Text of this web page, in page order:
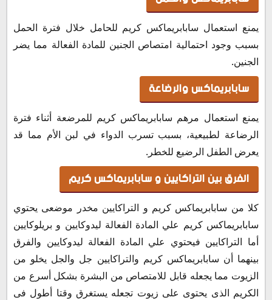
يمنع استعمال سابابريماكس كريم للحامل خلال فترة الحمل
بسبب وجود احتمالية امتصاص الجنين للمادة الفعالة مما يضر
الجنين.
سابابريماكس والرضاعة
يمنع استعمال مرهم سابابريماكس كريم للمرضعة أثناء فترة
الرضاعة لطبيعية، بسبب تسرب الدواء في لبن الأم مما قد
يعرض الطفل الرضيع للخطر.
الفرق بين التراكايين و سابابريماكس كريم
كلا من سابابريماكس كريم و التراكايين مخدر موضعى يحتوي
سابابريماكس كريم علي المادة الفعالة ليدوكايين و بريلوكايين
أما التراكايين فيحتوي علي المادة الفعالة ليدوكايين والفرق
بينهما أن سابابريماكس كريم والتراكايين جل والجل يخلو من
الزيوت مما يجعله قابل للامتصاص من البشرة بشكل أسرع من
الكريم الذى يحتوى على زيوت تجعله يستغرق وقتا أطول فى